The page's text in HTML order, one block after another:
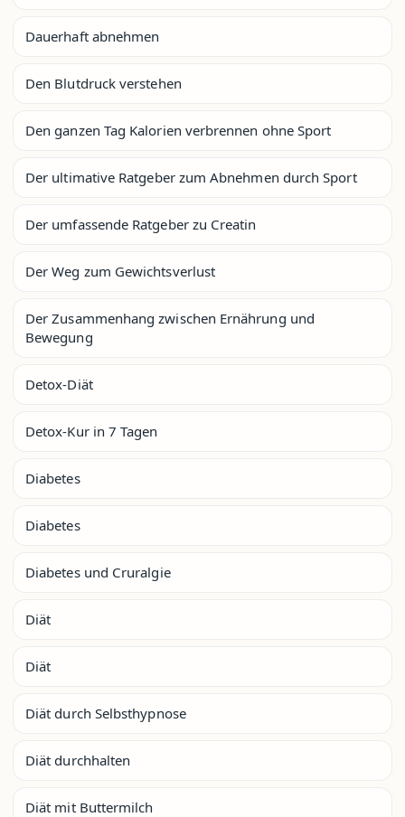
Dauerhaft abnehmen
Den Blutdruck verstehen
Den ganzen Tag Kalorien verbrennen ohne Sport
Der ultimative Ratgeber zum Abnehmen durch Sport
Der umfassende Ratgeber zu Creatin
Der Weg zum Gewichtsverlust
Der Zusammenhang zwischen Ernährung und
Bewegung
Detox-Diät
Detox-Kur in 7 Tagen
Diabetes
Diabetes
Diabetes und Cruralgie
Diät
Diät
Diät durch Selbsthypnose
Diät durchhalten
Diät mit Buttermilch